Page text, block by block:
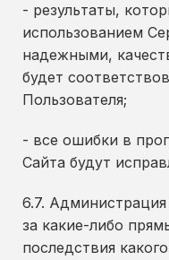
- результаты,
использованием
надежными,
будет
Пользователя;
- все ошибки в
Сайта будут
6.7.
за какие-либо
последствия